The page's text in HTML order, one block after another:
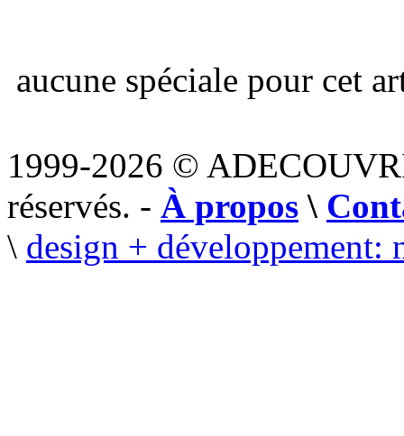
aucune spéciale pour cet
1999-2026 ©
réservés. - À propos \
\ design + développement: